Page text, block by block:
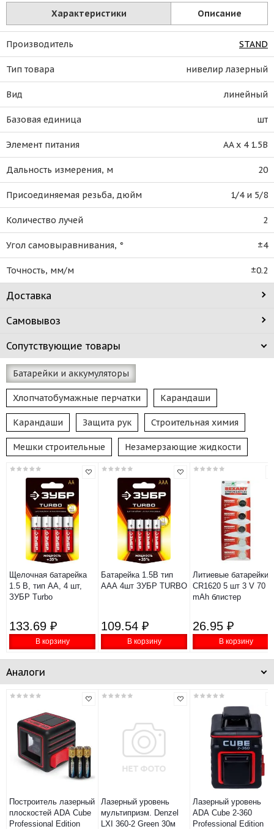
Характеристики Описание
Производитель STAND
Тип товара нивелир лазерный
Вид линейный
Базовая единица шт
Элемент питания AA x 4 1.5В
Дальность измерения, м 20
Присоединяемая резьба, дюйм 1/4 и 5/8
Количество лучей 2
Угол самовыравнивания, ° ±4
Точность, мм/м ±0.2
Доставка
Самовывоз
Сопутствующие товары
Батарейки и аккумуляторы
Хлопчатобумажные перчатки Карандаши
Карандаши Защита рук Строительная химия
Мешки строительные Незамерзающие жидкости
Щелочная батарейка
1.5 В, тип АА, 4 шт,
ЗУБР Turbo
133.69 ₽
В корзину
Батарейка 1.5В тип
ААА 4шт ЗУБР TURBO
109.54 ₽
В корзину
Литиевые батарейки
CR1620 5 шт 3 V 70
mAh блистер
26.95 ₽
В корзину
Аналоги
Построитель лазерный
плоскостей ADA Cube
Professional Edition
Лазерный уровень
мультипризм. Denzel
LXI 360-2 Green 30м
Лазерный уровень
ADA Cube 2-360
Professional Edition